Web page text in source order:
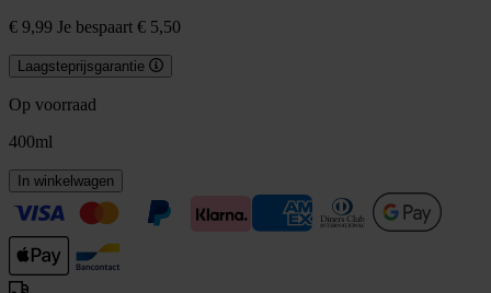
€ 9,99 Je bespaart € 5,50
Laagsteprijsgarantie
Op voorraad
400ml
In winkelwagen